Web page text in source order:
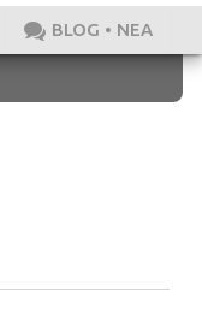
BLOG • ΝΕΑ